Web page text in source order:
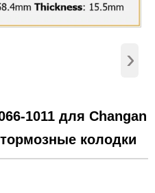
›
1011 для Changan
колодки